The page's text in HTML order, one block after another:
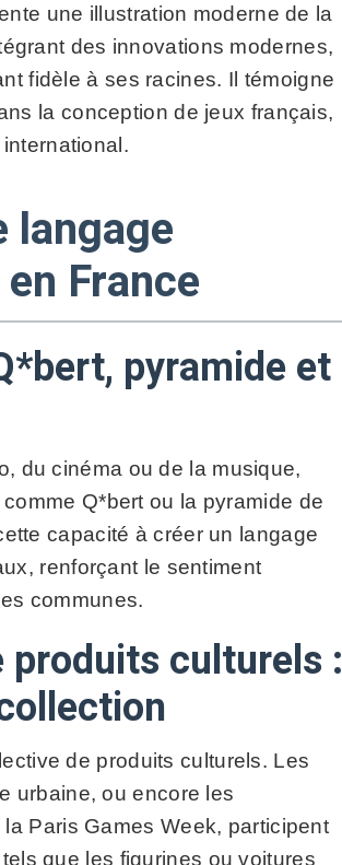
une illustration moderne de la
des innovations modernes,
fidèle à ses racines. Il témoigne
la conception de jeux français,
langage
France
pyramide et
du cinéma ou de la musique,
Q*bert ou la pyramide de
capacité à créer un langage
renforçant le sentiment
communes.
culturels :
de produits culturels. Les
urbaine, ou encore les
Paris Games Week, participent
que les figurines ou voitures